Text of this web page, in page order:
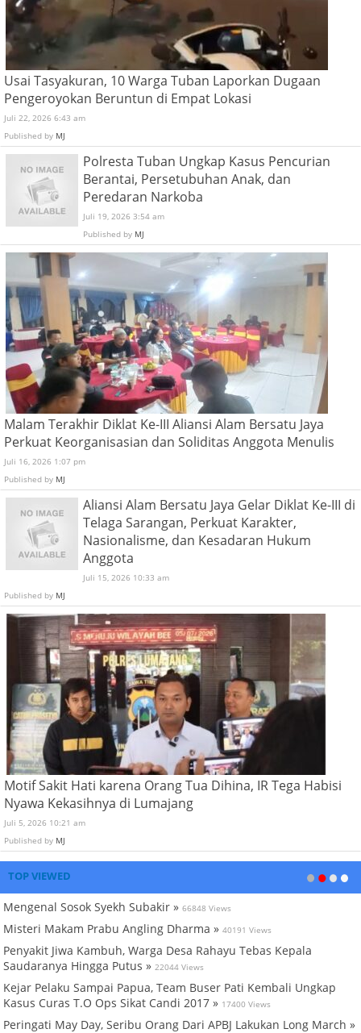
Usai Tasyakuran, 10 Warga Tuban Laporkan Dugaan
Pengeroyokan Beruntun di Empat Lokasi
Juli 22, 2026 6:43 am
Published by MJ
Polresta Tuban Ungkap Kasus Pencurian
Berantai, Persetubuhan Anak, dan
Peredaran Narkoba
Juli 19, 2026 3:54 am
Published by MJ
Malam Terakhir Diklat Ke-III Aliansi Alam Bersatu Jaya
Perkuat Keorganisasian dan Soliditas Anggota Menulis
Juli 16, 2026 1:07 pm
Published by MJ
Aliansi Alam Bersatu Jaya Gelar Diklat Ke-III di
Telaga Sarangan, Perkuat Karakter,
Nasionalisme, dan Kesadaran Hukum
Anggota
Juli 15, 2026 10:33 am
Published by MJ
Motif Sakit Hati karena Orang Tua Dihina, IR Tega Habisi
Nyawa Kekasihnya di Lumajang
Juli 5, 2026 10:21 am
Published by MJ
TOP VIEWED
Mengenal Sosok Syekh Subakir » 66848 Views
Misteri Makam Prabu Angling Dharma » 40191 Views
Penyakit Jiwa Kambuh, Warga Desa Rahayu Tebas Kepala
Saudaranya Hingga Putus » 22044 Views
Kejar Pelaku Sampai Papua, Team Buser Pati Kembali Ungkap
Kasus Curas T.O Ops Sikat Candi 2017 » 17400 Views
Peringati May Day, Seribu Orang Dari APBJ Lakukan Long March »